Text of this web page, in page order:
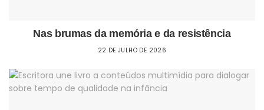
Nas brumas da memória e da resistência
22 DE JULHO DE 2026